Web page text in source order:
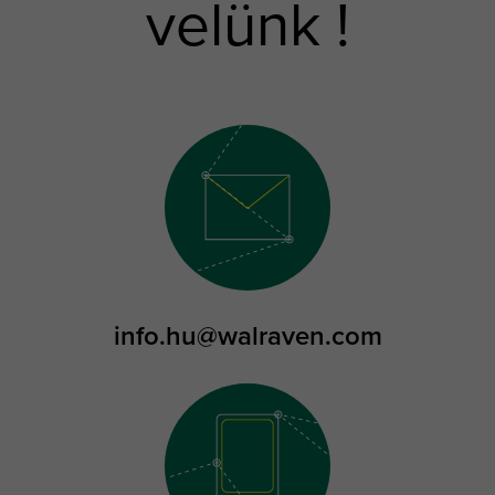
velünk !
info.hu@walraven.com